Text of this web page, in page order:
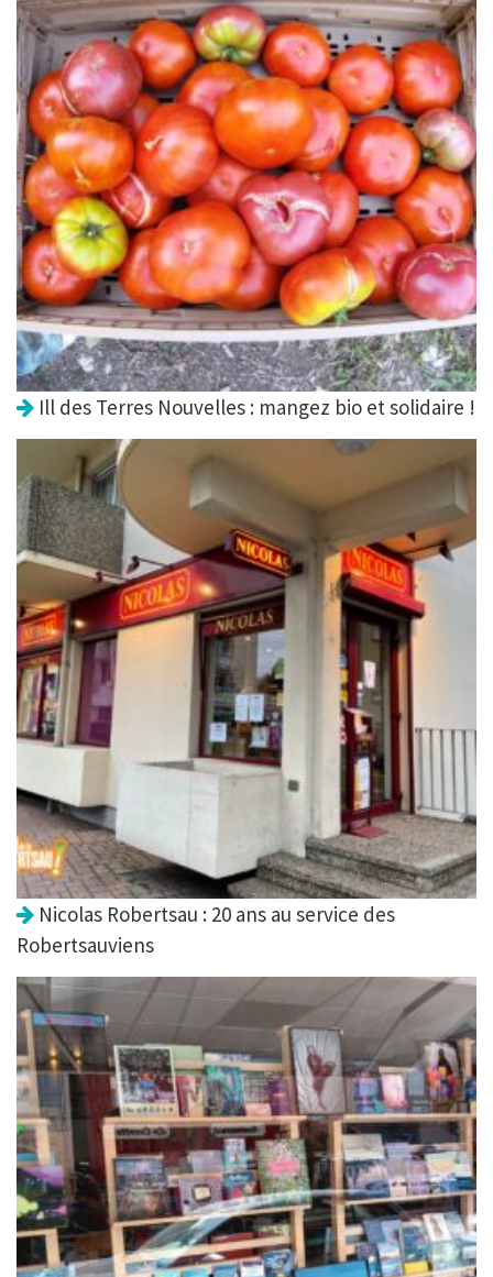
Ill des Terres Nouvelles : mangez bio et solidaire !
Nicolas Robertsau : 20 ans au service des
Robertsauviens